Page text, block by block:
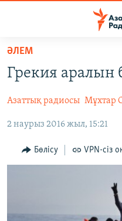
Skip
main
Skip
to
Navigation
Skip
САЯСАТ
AZATTYQTV
ҚАҢТАР ОҚИҒАСЫ
АДАМ ҚҰҚЫҚТАРЫ
ӘЛЕУМЕТ
ӘЛЕМ
Грекия аралын
Азаттық радиосы Мұхтар
2 наурыз 2016 жыл, 15:21
Бөлісу VPN-сіз